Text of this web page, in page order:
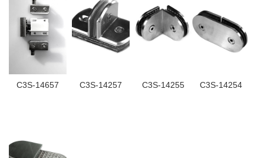
C3S-14657 C3S-14257 C3S-14255 C3S-14254